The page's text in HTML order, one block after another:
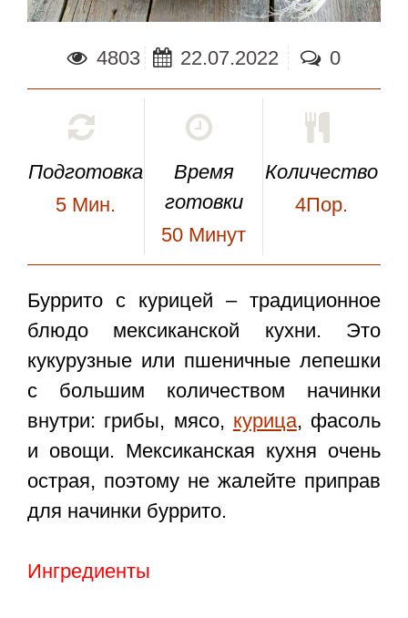
4803 22.07.2022 0
Подготовка
5 Мин.
Время
готовки
50 Минут
Количество
4Пор.
Буррито с курицей – традиционное
блюдо мексиканской кухни. Это
кукурузные или пшеничные лепешки
с большим количеством начинки
внутри: грибы, мясо, курица, фасоль
и овощи. Мексиканская кухня очень
острая, поэтому не жалейте приправ
для начинки буррито.
Ингредиенты